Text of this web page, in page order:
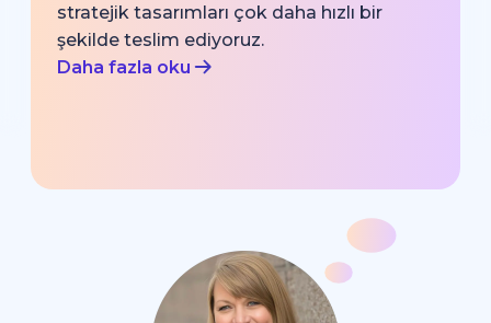
stratejik tasarımları çok daha hızlı bir
şekilde teslim ediyoruz.
Daha fazla oku